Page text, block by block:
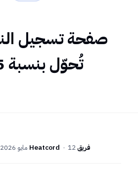
صفحة تسجيل
تُحوّل بنسبة 35٪.
فريق Heatcord · 12 مايو 2026